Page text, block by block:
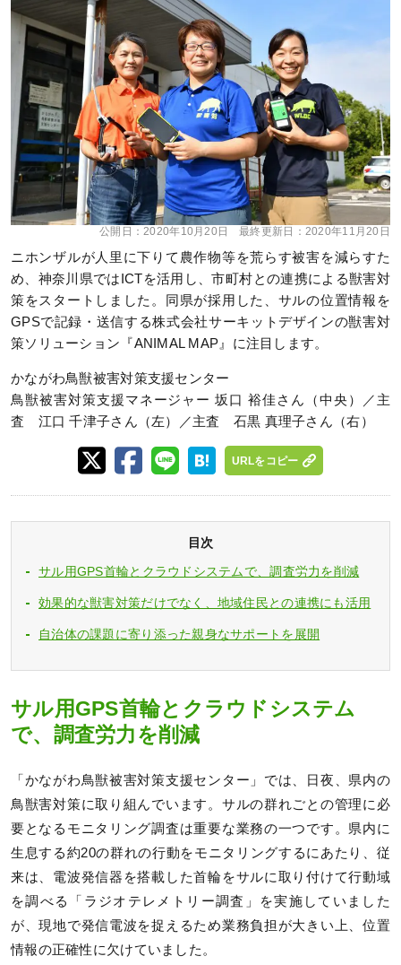
公開日：2020年10月20日 最終更新日： 2020年11月20日
ニホンザルが人里に下りて農作物等を荒らす被害を減らすた
め、神奈川県ではICTを活用し、市町村との連携による獣害対
策をスタートしました。同県が採用した、サルの位置情報を
GPSで記録・送信する株式会社サーキットデザインの獣害対
策ソリューション『ANIMAL MAP』に注目します。
かながわ鳥獣被害対策支援センター
鳥獣被害対策支援マネージャー 坂口 裕佳さん（中央）／主
査 江口 千津子さん（左）／主査 石黒 真理子さん（右）
URLをコピー
目次
サル用GPS首輪とクラウドシステムで、調査労力を削減
効果的な獣害対策だけでなく、地域住民との連携にも活用
自治体の課題に寄り添った親身なサポートを展開
サル用GPS首輪とクラウドシステム
で、調査労力を削減
「かながわ鳥獣被害対策支援センター」では、日夜、県内の
鳥獣害対策に取り組んでいます。サルの群れごとの管理に必
要となるモニタリング調査は重要な業務の一つです。県内に
生息する約20の群れの行動をモニタリングするにあたり、従
来は、電波発信器を搭載した首輪をサルに取り付けて行動域
を調べる「ラジオテレメトリー調査」を実施していました
が、現地で発信電波を捉えるため業務負担が大きい上、位置
情報の正確性に欠けていました。